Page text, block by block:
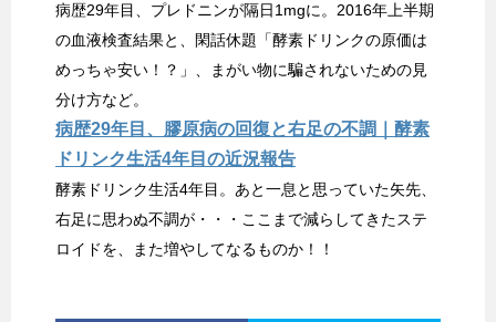
病歴29年目、プレドニンが隔日1mgに。2016年上半期
の血液検査結果と、閑話休題「酵素ドリンクの原価は
めっちゃ安い！？」、まがい物に騙されないための見
分け方など。
病歴29年目、膠原病の回復と右足の不調｜酵素
ドリンク生活4年目の近況報告
酵素ドリンク生活4年目。あと一息と思っていた矢先、
右足に思わぬ不調が・・・ここまで減らしてきたステ
ロイドを、また増やしてなるものか！！